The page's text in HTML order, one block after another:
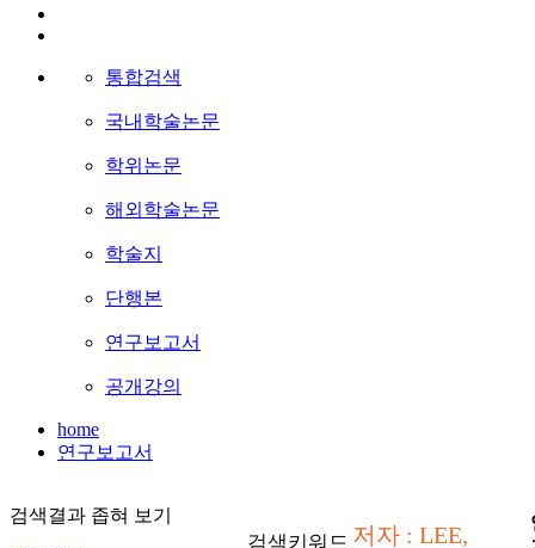
통합검색
국내학술논문
학위논문
해외학술논문
학술지
단행본
연구보고서
공개강의
home
연구보고서
검색결과 좁혀 보기
검색키워드 저자 : LEE,